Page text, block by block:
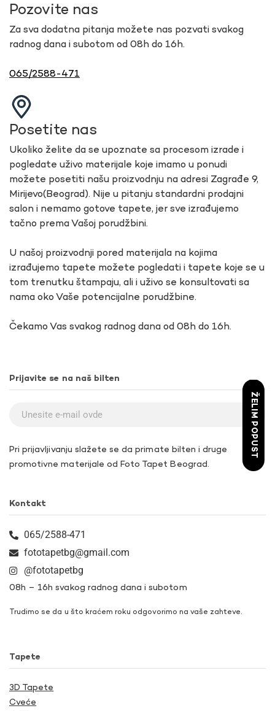
Pozovite nas
Za sva dodatna pitanja možete nas pozvati svakog
radnog dana i subotom od 08h do 16h.
065/2588-471
Posetite nas
Ukoliko želite da se upoznate sa procesom izrade i
pogledate uživo materijale koje imamo u ponudi
možete posetiti našu proizvodnju na adresi Zagrađe 9,
Mirijevo(Beograd). Nije u pitanju standardni prodajni
salon i nemamo gotove tapete, jer sve izrađujemo
tačno prema Vašoj porudžbini.
U našoj proizvodnji pored materijala na kojima
izrađujemo tapete možete pogledati i tapete koje se u
tom trenutku štampaju, ali i uživo se konsultovati sa
nama oko Vaše potencijalne porudžbine.
Čekamo Vas svakog radnog dana od 08h do 16h.
Prijavite se na naš bilten
Pri prijavljivanju slažete se da primate bilten i druge
promotivne materijale od Foto Tapet Beograd.
Kontakt
065/2588-471
fototapetbg@gmail.com
@fototapetbg
08h – 16h svakog radnog dana i subotom
Trudimo se da u što kraćem roku odgovorimo na vaše zahteve.
Tapete
3D Tapete
Cveće
ŽELIM POPUST